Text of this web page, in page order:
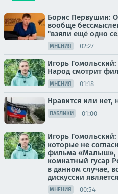
Борис Первушин:
вообще
"взяли ещё одно
МНЕНИЯ 02:27
Игорь
Народ смотрит
МНЕНИЯ 01:18
Нравится или нет,
ПАБЛИКИ 01:00
Игорь
которые не
фильма «Малыш»,
комнатный гусар
в данном случае,
дискуссии
МНЕНИЯ 00:54